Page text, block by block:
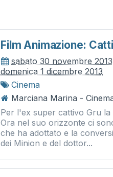
Film Animazione:
sabato 30 novembre 2013
domenica 1 dicembre 2013
Cinema
Marciana Marina -
Per l'ex super cattivo Gru la
Ora nel suo orizzonte ci
che ha adottato e la
dei Minion e del dottor...